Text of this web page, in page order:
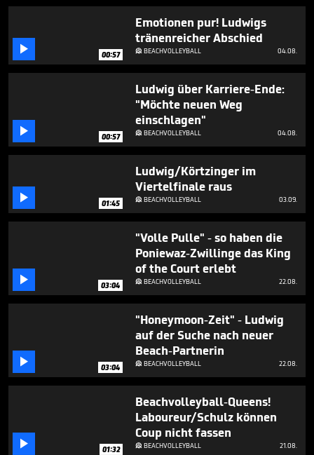
2
seconds
 00:57
Emotionen pur! Ludwigs
tränenreicher Abschied
 BEACHVOLLEYBALL 04.08.
 00:57
Ludwig über Karriere-Ende:
"Möchte neuen Weg
einschlagen"
 BEACHVOLLEYBALL 04.08.
 01:45
Ludwig/Körtzinger im
Viertelfinale raus
 BEACHVOLLEYBALL 03.09.
 03:04
"Volle Pulle" - so haben die
Poniewaz-Zwillinge das King
of the Court erlebt
 BEACHVOLLEYBALL 22.08.
 03:04
"Honeymoon-Zeit" - Ludwig
auf der Suche nach neuer
Beach-Partnerin
 BEACHVOLLEYBALL 22.08.
 01:32
Beachvolleyball-Queens!
Laboureur/Schulz können
Coup nicht fassen
 BEACHVOLLEYBALL 21.08.